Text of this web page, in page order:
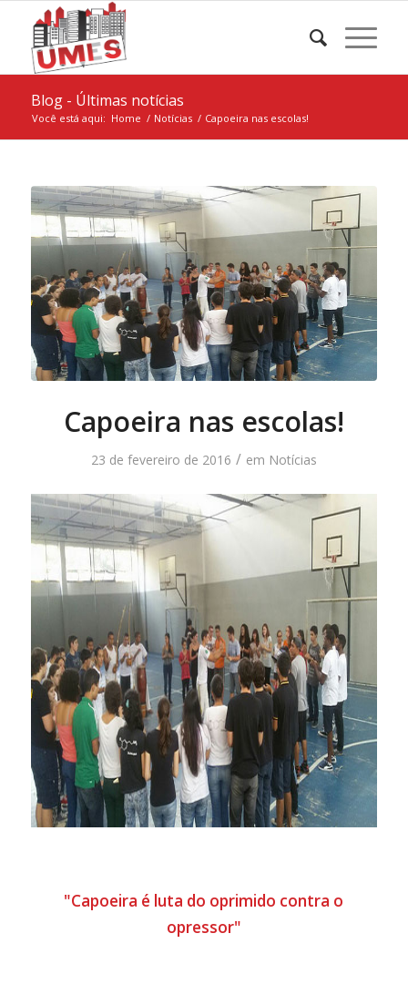
Blog - Últimas notícias
Você está aqui: Home / Notícias / Capoeira nas escolas!
Capoeira nas escolas!
23 de fevereiro de 2016 / em Notícias
"Capoeira é luta do oprimido contra o
opressor"